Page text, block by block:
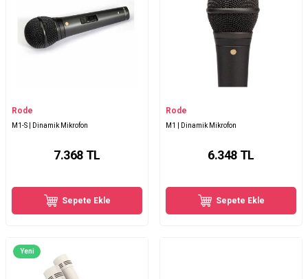
Rode
M1-S | Dinamik Mikrofon
7.368 TL
Sepete Ekle
Rode
M1 | Dinamik Mikrofon
6.348 TL
Sepete Ekle
Yeni